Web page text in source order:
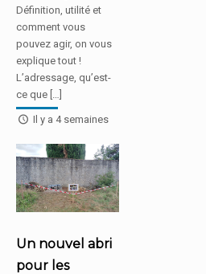
Définition, utilité et
comment vous
pouvez agir, on vous
explique tout !
L’adressage, qu’est-
ce que […]
Il y a 4 semaines
Un nouvel abri
pour les